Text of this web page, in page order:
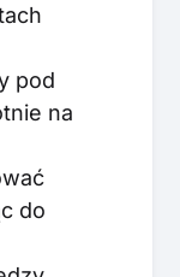
pod
na
do